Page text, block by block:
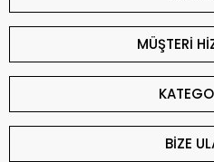
MÜŞTERİ
BİZE